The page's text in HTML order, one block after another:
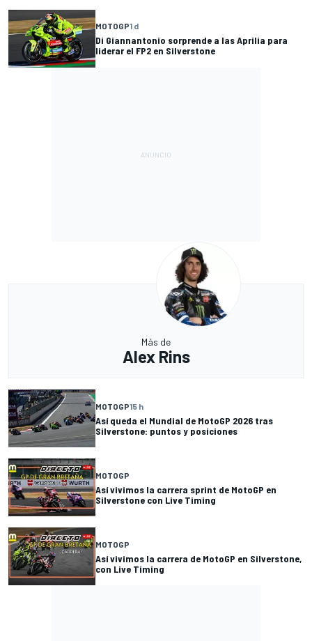
MOTOGP1 d
Di Giannantonio sorprende a las Aprilia para
liderar el FP2 en Silverstone
Más de
Alex Rins
MOTOGP15 h
Así queda el Mundial de MotoGP 2026 tras
Silverstone: puntos y posiciones
MOTOGP
Así vivimos la carrera sprint de MotoGP en
Silverstone con Live Timing
MOTOGP
Así vivimos la carrera de MotoGP en Silverstone,
con Live Timing